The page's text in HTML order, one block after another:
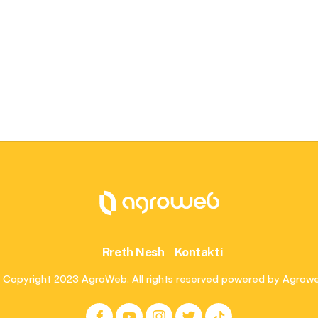
Rreth Nesh Kontakti
2023 AgroWeb. All rights reserved powered by